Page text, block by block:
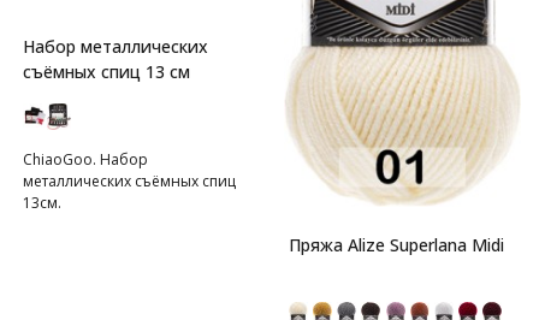
Набор металлических
съёмных спиц 13 см
ChiaoGoo. Набор
металлических съёмных спиц
13см.
Пряжа Alize Superlana Midi